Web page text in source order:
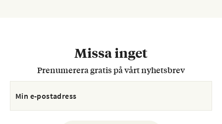
Missa inget
Prenumerera gratis på vårt nyhetsbrev